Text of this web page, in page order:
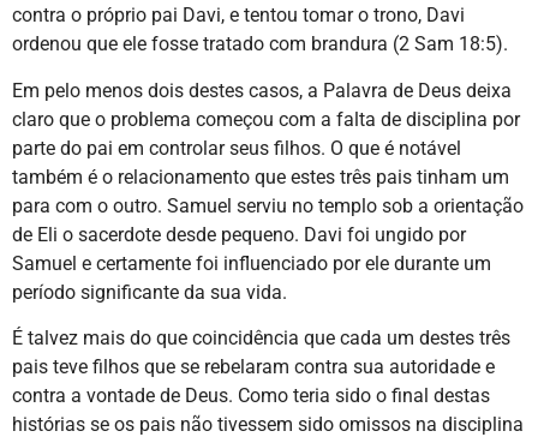
contra o próprio pai Davi, e tentou tomar o trono, Davi
ordenou que ele fosse tratado com brandura (2 Sam 18:5).
Em pelo menos dois destes casos, a Palavra de Deus deixa
claro que o problema começou com a falta de disciplina por
parte do pai em controlar seus filhos. O que é notável
também é o relacionamento que estes três pais tinham um
para com o outro. Samuel serviu no templo sob a orientação
de Eli o sacerdote desde pequeno. Davi foi ungido por
Samuel e certamente foi influenciado por ele durante um
período significante da sua vida.
É talvez mais do que coincidência que cada um destes três
pais teve filhos que se rebelaram contra sua autoridade e
contra a vontade de Deus. Como teria sido o final destas
histórias se os pais não tivessem sido omissos na disciplina